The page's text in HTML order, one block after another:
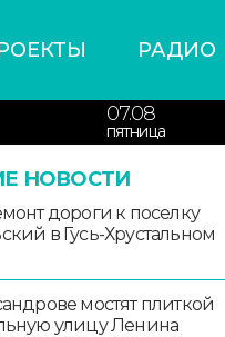
РАДИО
07.08
пятница
НОВОСТИ
дороги к поселку
в Гусь-Хрустальном
мостят плиткой
улицу Ленина